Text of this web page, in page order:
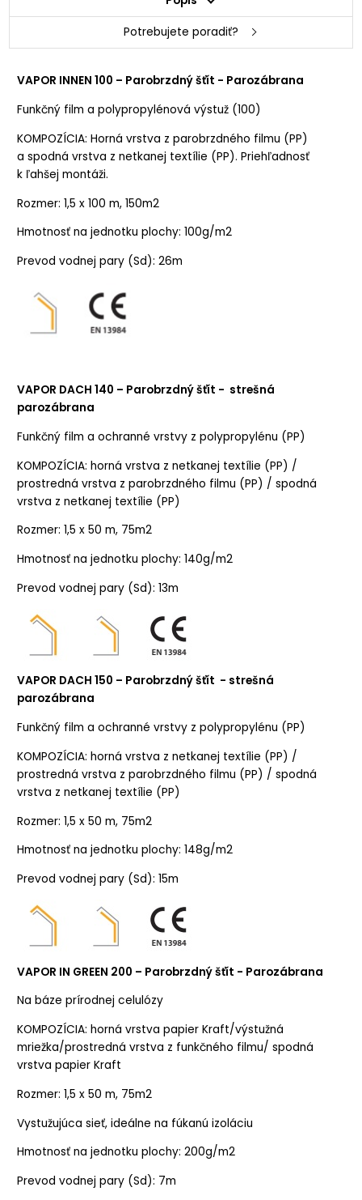
Potrebujete poradiť?
VAPOR INNEN 100 – Parobrzdný šťít - Parozábrana
Funkčný film a polypropylénová výstuž (100)
KOMPOZÍCIA: Horná vrstva z parobrzdného filmu (PP)
a spodná vrstva z netkanej textílie (PP). Priehľadnosť
k ľahšej montáži.
Rozmer: 1,5 x 100 m, 150m2
Hmotnosť na jednotku plochy: 100g/m2
Prevod vodnej pary (Sd): 26m
VAPOR DACH 140 – Parobrzdný šťít - strešná
parozábrana
Funkčný film a ochranné vrstvy z polypropylénu (PP)
KOMPOZÍCIA: horná vrstva z netkanej textílie (PP) /
prostredná vrstva z parobrzdného filmu (PP) / spodná
vrstva z netkanej textílie (PP)
Rozmer: 1,5 x 50 m, 75m2
Hmotnosť na jednotku plochy: 140g/m2
Prevod vodnej pary (Sd): 13m
VAPOR DACH 150 – Parobrzdný šťít - strešná
parozábrana
Funkčný film a ochranné vrstvy z polypropylénu (PP)
KOMPOZÍCIA: horná vrstva z netkanej textílie (PP) /
prostredná vrstva z parobrzdného filmu (PP) / spodná
vrstva z netkanej textílie (PP)
Rozmer: 1,5 x 50 m, 75m2
Hmotnosť na jednotku plochy: 148g/m2
Prevod vodnej pary (Sd): 15m
VAPOR IN GREEN 200 – Parobrzdný šťít - Parozábrana
Na báze prírodnej celulózy
KOMPOZÍCIA: horná vrstva papier Kraft/výstužná
mriežka/prostredná vrstva z funkčného filmu/ spodná
vrstva papier Kraft
Rozmer: 1,5 x 50 m, 75m2
Vystužujúca sieť, ideálne na fúkanú izoláciu
Hmotnosť na jednotku plochy: 200g/m2
Prevod vodnej pary (Sd): 7m